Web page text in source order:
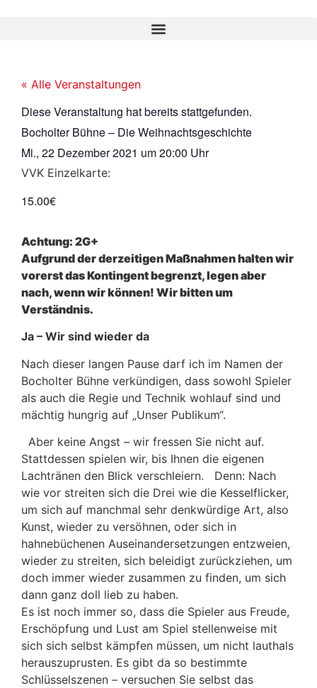
« Alle Veranstaltungen
Diese Veranstaltung hat bereits stattgefunden.
Bocholter Bühne – Die Weihnachtsgeschichte
Mi., 22 Dezember 2021 um20:00 Uhr
VVK Einzelkarte:
15.00€
Achtung: 2G+
Aufgrund der derzeitigen Maßnahmen halten wir
vorerst das Kontingent begrenzt, legen aber
nach, wenn wir können! Wir bitten um
Verständnis.
Ja – Wir sind wieder da
Nach dieser langen Pause darf ich im Namen der
Bocholter Bühne verkündigen, dass sowohl Spieler
als auch die Regie und Technik wohlauf sind und
mächtig hungrig auf „Unser Publikum“.
Aber keine Angst – wir fressen Sie nicht auf.
Stattdessen spielen wir, bis Ihnen die eigenen
Lachtränen den Blick verschleiern. Denn: Nach
wie vor streiten sich die Drei wie die Kesselflicker,
um sich auf manchmal sehr denkwürdige Art, also
Kunst, wieder zu versöhnen, oder sich in
hahnebüchenen Auseinandersetzungen entzweien,
wieder zu streiten, sich beleidigt zurückziehen, um
doch immer wieder zusammen zu finden, um sich
dann ganz doll lieb zu haben.
Es ist noch immer so, dass die Spieler aus Freude,
Erschöpfung und Lust am Spiel stellenweise mit
sich sich selbst kämpfen müssen, um nicht lauthals
herauszuprusten. Es gibt da so bestimmte
Schlüsselszenen – versuchen Sie selbst das